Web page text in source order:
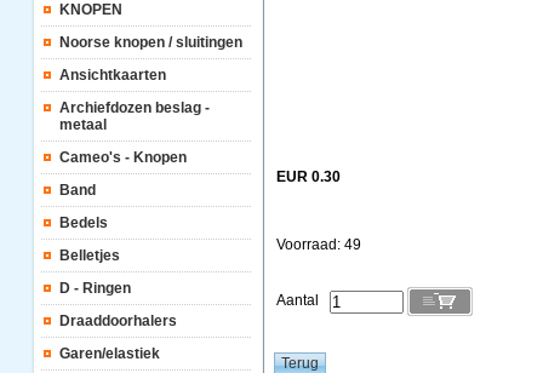
KNOPEN
Noorse knopen / sluitingen
Ansichtkaarten
Archiefdozen beslag -
metaal
Cameo's - Knopen
Band
Bedels
Belletjes
D - Ringen
Draaddoorhalers
Garen/elastiek
EUR 0.30
Voorraad: 49
Aantal